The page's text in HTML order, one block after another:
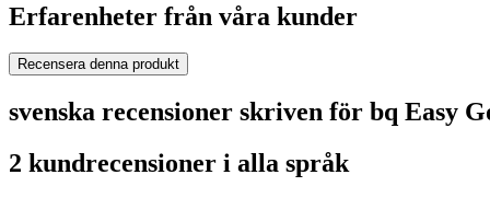
Erfarenheter från våra kunder
Recensera denna produkt
svenska recensioner skriven för bq Easy
2 kundrecensioner i alla språk